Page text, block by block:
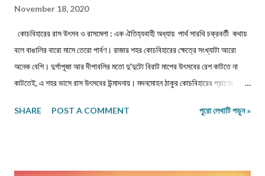
November 18, 2020
কোচবিহারের রাস উৎসব ও রাসমেলা : এক ঐতিহ্যবাহী অধ্যায় পার্থ সারথি চক্রবর্তী কথায়
বলে বাঙালির বারো মাসে তেরো পার্বণ। রাজার শহর কোচবিহারের ক্ষেত্রে সংখ্যাটা আরো
অনেক বেশি। দুর্গাপূজা আর দীপাবলির মতো দু'দুটো বিরাট মাপের উৎসবের রেশ কাটতে না
কাটতেই, এ শহর ভাসে রাস উৎসবের উন্মাদনায়। মদনমোহন ঠাকুর কোচবিহারের প্রাণের
মিলনোৎসবের চেহারা নেওয়া এই উৎসব ঐতিহ্যবাহী ও ঐতিহাসিক। জন, মত, সম্প্রদায়ের
SHARE POST A COMMENT পুরো লেখাটি পড়ুন »